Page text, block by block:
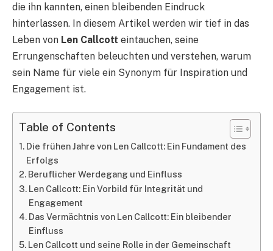
die ihn kannten, einen bleibenden Eindruck
hinterlassen. In diesem Artikel werden wir tief in das
Leben von Len Callcott eintauchen, seine
Errungenschaften beleuchten und verstehen, warum
sein Name für viele ein Synonym für Inspiration und
Engagement ist.
Table of Contents
Die frühen Jahre von Len Callcott: Ein Fundament des
Erfolgs
Beruflicher Werdegang und Einfluss
Len Callcott: Ein Vorbild für Integrität und
Engagement
Das Vermächtnis von Len Callcott: Ein bleibender
Einfluss
Len Callcott und seine Rolle in der Gemeinschaft